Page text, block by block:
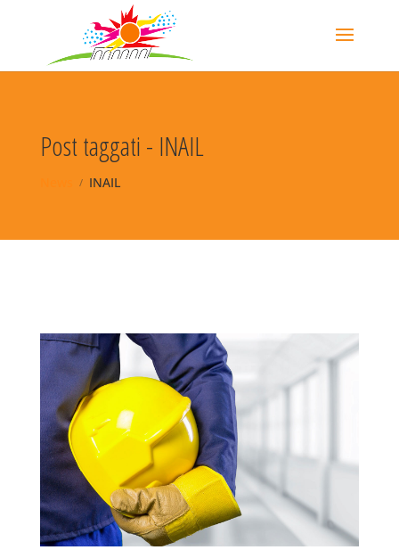
Post taggati - INAIL
INAIL